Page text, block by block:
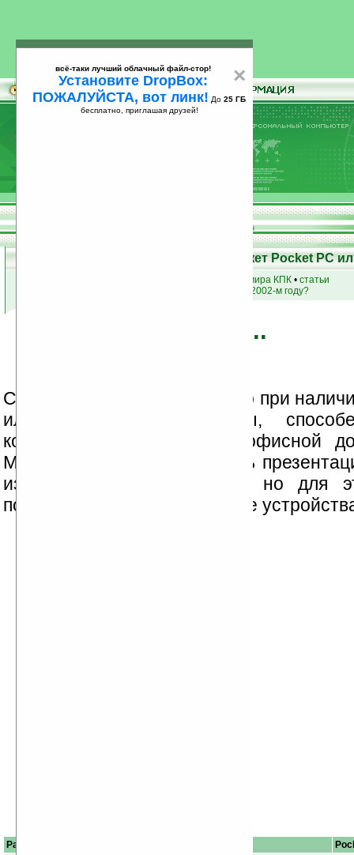
25
Возможности КПК - Что может Pocket PC
новости мира КПК • статьи
кпк в 2002-м году?
Офис...
Современный КПК, особенно при
или внешней клавиатуры,
компьютер при работе с офисной
Можно даже организовывать
изображения на проектор, но для
потребуются дополнительные
Palm OS
×
всё-таки лучший облачный файл-стор!
Установите DropBox:
ПОЖАЛУЙСТА, вот линк! До 25 ГБ
бесплатно, приглашая друзей!